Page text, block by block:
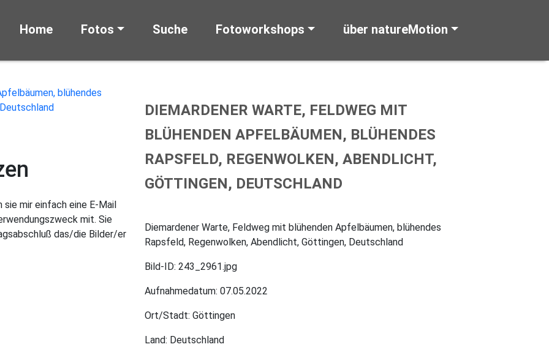
Home Fotos Suche Fotoworkshops über natureMotion
mir einfach eine E-Mail
mit. Sie
das/die Bilder/er
DIEMARDENER WARTE, FELDWEG MIT
BLÜHENDEN APFELBÄUMEN, BLÜHENDES
RAPSFELD, REGENWOLKEN, ABENDLICHT,
GÖTTINGEN, DEUTSCHLAND
Diemardener Warte, Feldweg mit blühenden Apfelbäumen, blühendes
Rapsfeld, Regenwolken, Abendlicht, Göttingen, Deutschland
Bild-ID: 243_2961.jpg
Aufnahmedatum: 07.05.2022
Ort/Stadt: Göttingen
Land: Deutschland